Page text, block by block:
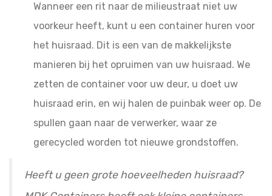
Wanneer een rit naar de milieustraat niet uw
voorkeur heeft, kunt u een container huren voor
het huisraad. Dit is een van de makkelijkste
manieren bij het opruimen van uw huisraad. We
zetten de container voor uw deur, u doet uw
huisraad erin, en wij halen de puinbak weer op. De
spullen gaan naar de verwerker, waar ze
gerecycled worden tot nieuwe grondstoffen.
Heeft u geen grote hoeveelheden huisraad?